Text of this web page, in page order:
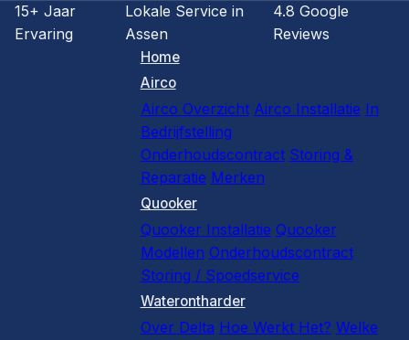
15+ Jaar
Ervaring
Lokale Service in
Assen
4.8 Google
Reviews
Home
Airco
Airco Overzicht Airco Installatie In
Bedrijfstelling
Onderhoudscontract Storing &
Reparatie Merken
Quooker
Quooker Installatie Quooker
Modellen Onderhoudscontract
Storing / Spoedservice
Waterontharder
Over Delta Hoe Werkt Het? Welke